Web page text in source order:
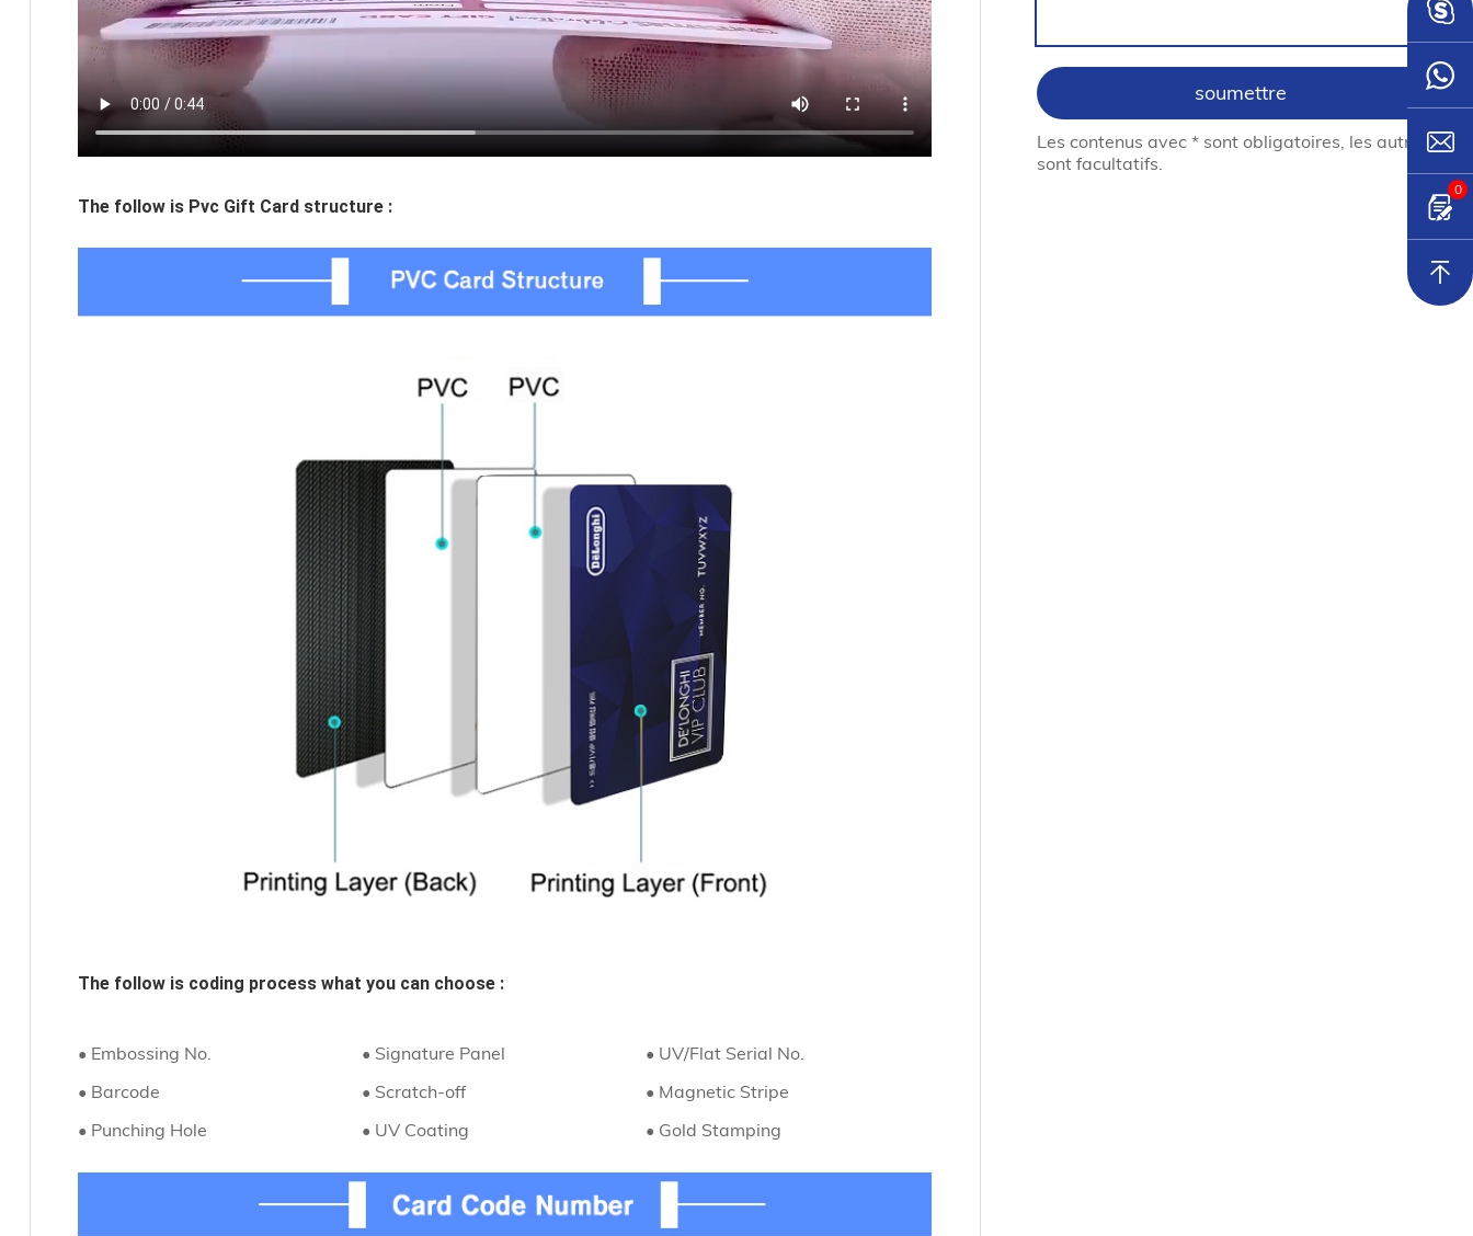
Les contenus avec * sont obligatoires, les autres
sont facultatifs.
The follow is Pvc Gift Card structure :
The follow is coding process what you can choose :
• Embossing No. • Signature Panel
• UV/Flat Serial No.
• Barcode
• Scratch-off
• Magnetic Stripe
• Punching Hole
• UV Coating • Gold Stamping
0